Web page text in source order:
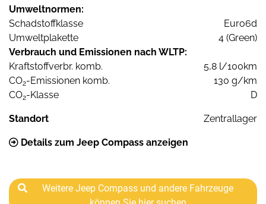
Umweltnormen:
Schadstoffklasse
Euro6d
Umweltplakette
4 (Green)
Verbrauch und Emissionen nach WLTP:
Kraftstoffverbr. komb.
5,8 l/100km
CO2-Emissionen komb.
130 g/km
CO2-Klasse D
Standort Zentrallager
Details zum Jeep Compass anzeigen
Weitere Jeep Compass und andere Fahrzeuge